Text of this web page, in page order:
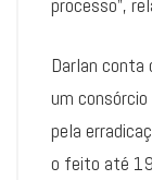
processo”,
Darlan conta
um
pela
o feito até